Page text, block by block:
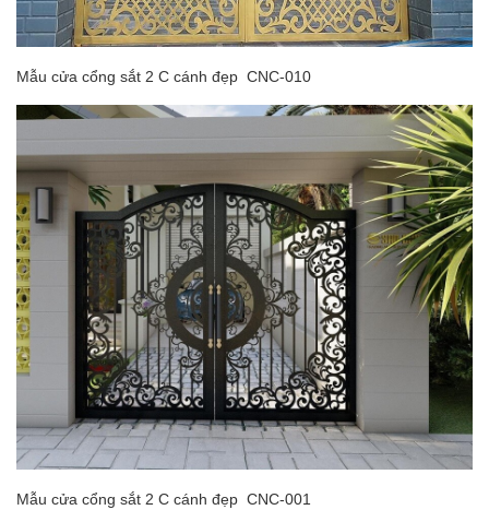
Mẫu cửa cổng sắt 2 C cánh đẹp CNC-010
Mẫu cửa cổng sắt 2 C cánh đẹp CNC-001